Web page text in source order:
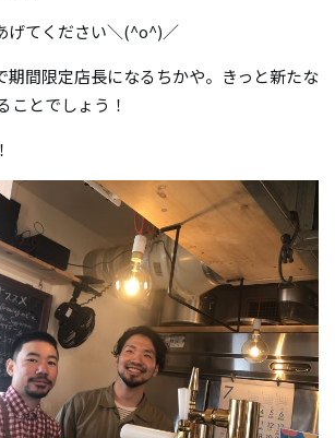
げてください＼(^o^)／
期間限定店長になるちかや。きっと新たな
ことでしょう！